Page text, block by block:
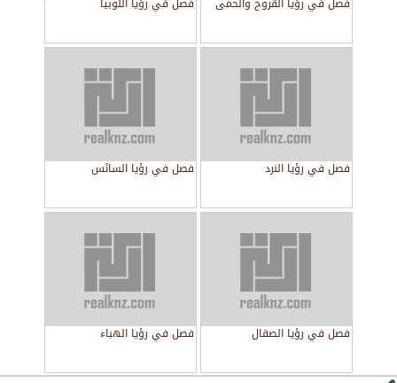
فصل في رؤيا النرد فصل في رؤيا السائس
فصل في رؤيا الصقال فصل في رؤيا الهباء